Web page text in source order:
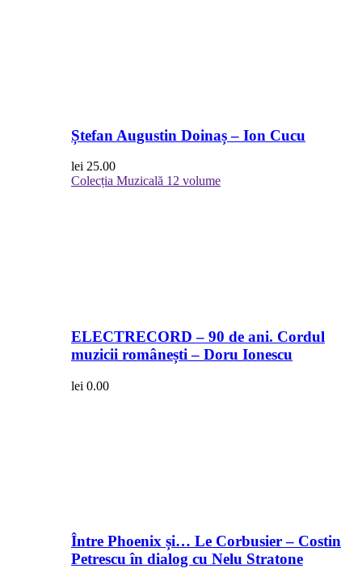
Ștefan Augustin Doinaș – Ion Cucu
lei 25.00
Colecția Muzicală 12 volume
ELECTRECORD – 90 de ani. Cordul
muzicii românești – Doru Ionescu
lei 0.00
Între Phoenix și… Le Corbusier – Costin
Petrescu în dialog cu Nelu Stratone